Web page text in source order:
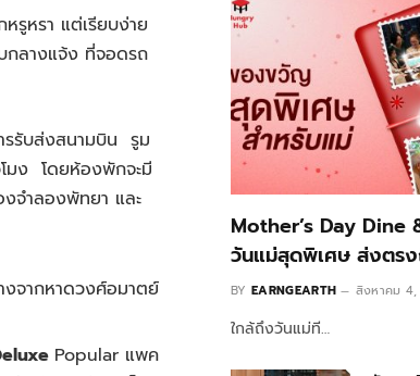
รูหรา แต่เรียบง่าย
กลางแจ้ง ที่จอดรถ
รรับส่งสนามบิน รูม
มง โดยห้องพักจะมี
จำลองพัทยา และ
จากหาดวงศ์อมาตย์
Popular แพค
Mother’s Day
วันแม่สุดพิเศษ ส่งตรง
BY EARNGEARTH สิงหาคม 4,
ใกล้ถึงวันแม่ที…